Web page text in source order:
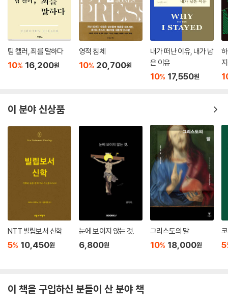
자신 있게 일독을 권하고 싶다.
진리는 언제나 단순하며, 깊다. 우리는 그것을 언제나 먼 곳에서 찾으려고
하지는 않았는지 되돌아보아야 할 것이다. 김형석 교수는 고백한다. “솔직
히 말하면 나는 예수를 잊거나 떠난 때가 있었어도 예수는 언제나 내 곁에
있었다.” 그 예수는 지금, 우리의 곁에도 동일하게 존재하고 있다.
팀 켈러, 죄를 말하다
10% 16,200원
영적 침체
10% 20,700원
내가 떠난 이유, 내가 남
은 이유
10% 17,550원
이 분야 신상품
NTT 빌립보서 신학
5% 10,450원
눈에 보이지 않는 것.
6,800원
그리스도의 말
10% 18,000원 5
이 책을 구입하신 분들이 산 분야 책